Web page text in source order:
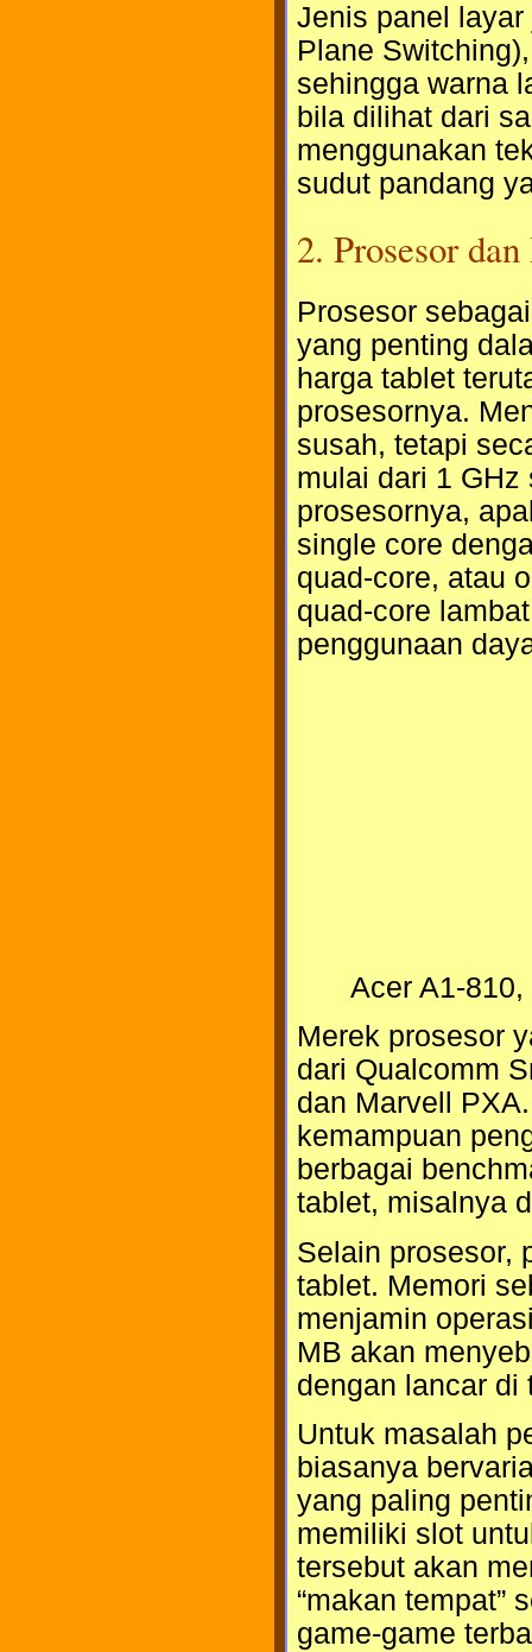
Jenis panel
Plane
sehingga warna
bila dilihat dari
menggunakan
sudut pandang
2. Prosesor
Prosesor
yang penting
harga tablet
prosesornya.
susah, tetapi
mulai dari 1 GHz
prosesornya,
single core
quad-core, atau
quad-core
penggunaan
Acer A1-
Merek prosesor
dari Qualcomm
dan Marvell
kemampuan
berbagai
tablet, misalnya
Selain prosesor,
tablet. Memori
menjamin
MB akan
dengan lancar di
Untuk masalah
biasanya
yang paling
memiliki slot
tersebut akan
“makan tempat”
game-game